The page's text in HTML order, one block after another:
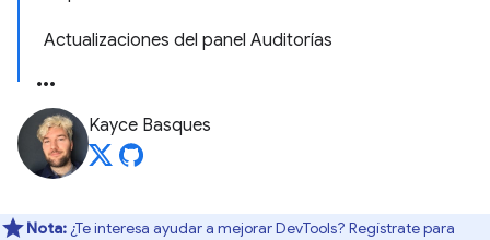
Actualizaciones del panel Auditorías
Kayce Basques
Nota: ¿Te interesa ayudar a mejorar DevTools? Regístrate para